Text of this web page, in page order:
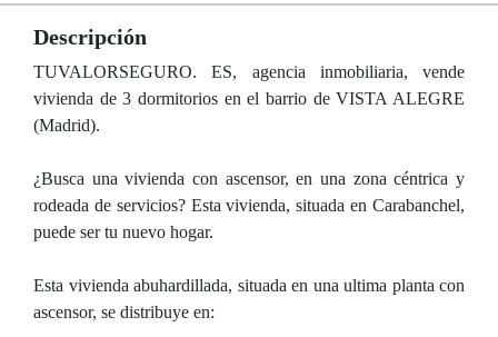
Descripción
TUVALORSEGURO. ES, agencia inmobiliaria, vende
vivienda de 3 dormitorios en el barrio de VISTA ALEGRE
(Madrid).
¿Busca una vivienda con ascensor, en una zona céntrica y
rodeada de servicios? Esta vivienda, situada en Carabanchel,
puede ser tu nuevo hogar.
Esta vivienda abuhardillada, situada en una ultima planta con
ascensor, se distribuye en: